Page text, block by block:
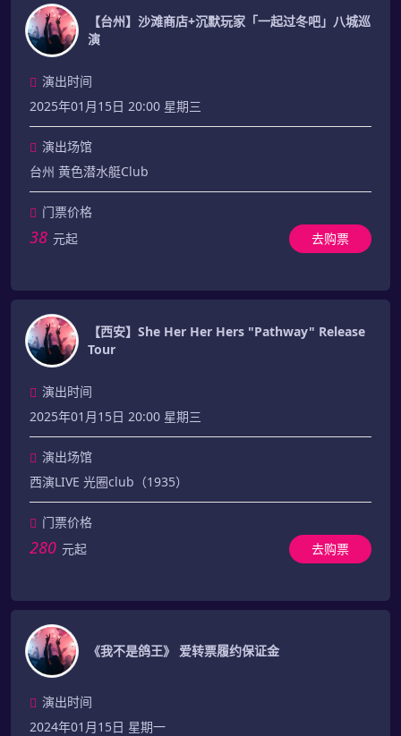
【台州】沙滩商店+沉默玩家「一起过冬吧」八城巡
演
演出时间
2025年01月15日 20:00 星期三
演出场馆
台州 黄色潜水艇Club
门票价格
38 元起 去购票
【西安】She Her Her Hers "Pathway" Release
Tour
演出时间
2025年01月15日 20:00 星期三
演出场馆
西演LIVE 光圈club（1935）
门票价格
280 元起 去购票
《我不是鸽王》 爱转票履约保证金
演出时间
2024年01月15日 星期一